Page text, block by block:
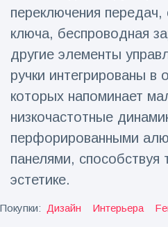
переключения передач,
ключа, беспроводная
другие элементы
ручки интегрированы в
которых напоминает
низкочастотные
перфорированными
панелями, способствуя
эстетике.
Покупки: Дизайн Интерьера